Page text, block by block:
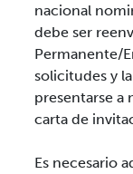
nacional
debe ser
Permanente/
solicitudes y
presentarse a
carta de
Es necesario